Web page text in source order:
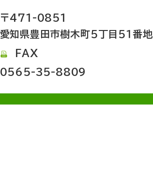
〒471-0851
愛知県豊田市樹木町５丁目５１番地
FAX
0565-35-8809